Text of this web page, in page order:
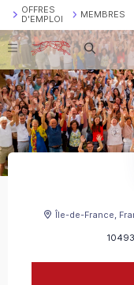
OFFRES
D'EMPLOI
MEMBRES
Île-de-France,